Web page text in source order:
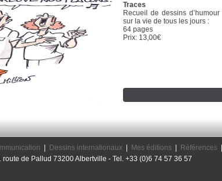
Traces
Recueil de dessins d’humour
sur la vie de tous les jours :
64 pages
Prix: 13,00€
Dessins internationaux| Mes éditions| Références|
route de Pallud 73200 Albertville - Tel. +33 (0)6 74 57 36 57